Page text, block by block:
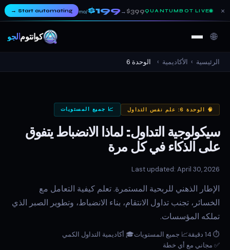
QUANTUMBOT LIVE
$399
→
$199
/mo
Start automating
→ ×
كوانتومألجو 🌐
الرئيسية › الأكاديمية › الوحدة 6
🧠 الوحدة 6: علم نفس التداول 📈 جميع المستويات
سيكولوجية التداول: لماذا الانضباط يتفوق
على الذكاء في كل مرة
Last updated: April 30, 2026
الإطار الذهني للربحية المستمرة. تعلم كيفية التعامل مع
الخسائر، تجنب تداول الانتقام، بناء الانضباط، وتطوير الصبر الذي
تملكه المؤسسات.
⏱ 14 دقيقة 📈 جميع المستويات🎓 أكاديمية التداول الكمي
✅ مجاني مع أي خطة